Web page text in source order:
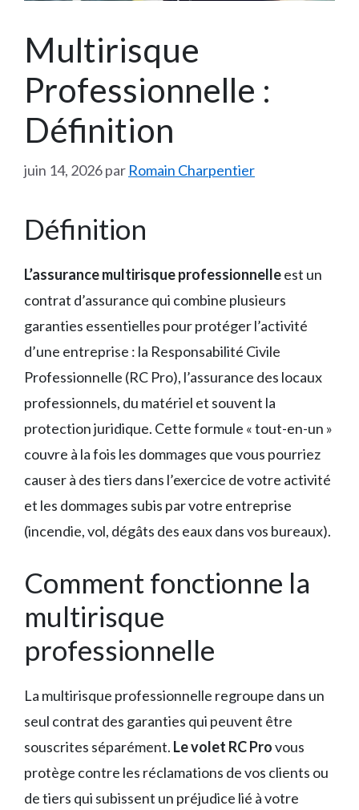
Multirisque
Professionnelle :
Définition
juin 14, 2026par Romain Charpentier
Définition
L’assurance multirisque professionnelleest un
contrat d’assurance qui combine plusieurs
garanties essentielles pour protéger l’activité
d’une entreprise : la Responsabilité Civile
Professionnelle (RC Pro), l’assurance des locaux
professionnels, du matériel et souvent la
protection juridique. Cette formule « tout-en-un »
couvre à la fois les dommages que vous pourriez
causer à des tiers dans l’exercice de votre activité
et les dommages subis par votre entreprise
(incendie, vol, dégâts des eaux dans vos bureaux).
Comment fonctionne la
multirisque
professionnelle
La multirisque professionnelle regroupe dans un
seul contrat des garanties qui peuvent être
souscrites séparément. Le volet RC Provous
protège contre les réclamations de vos clients ou
de tiers qui subissent un préjudice lié à votre